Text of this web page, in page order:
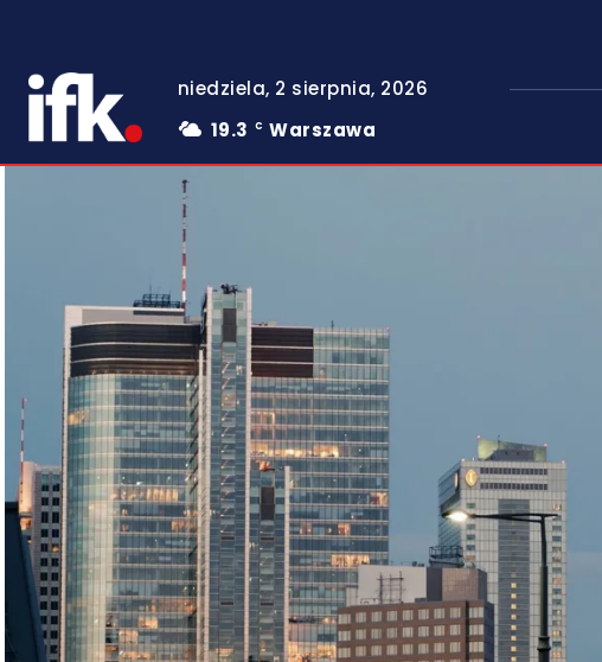
niedziela, 2 sierpnia, 2026
19.3
C Warszawa